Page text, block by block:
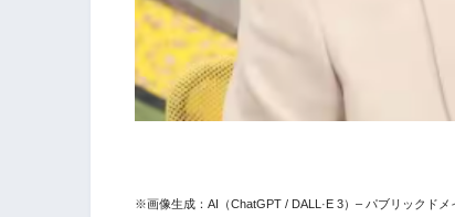
※画像生成：AI（ChatGPT / DALL·E 3）– パブリックドメ